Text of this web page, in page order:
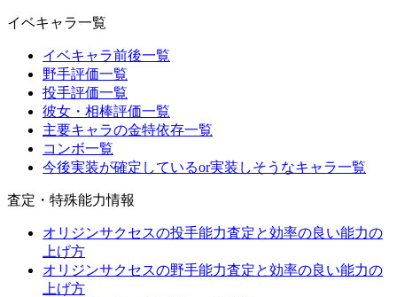
イベキャラ一覧
イベキャラ前後一覧
野手評価一覧
投手評価一覧
彼女・相棒評価一覧
主要キャラの金特依存一覧
コンボ一覧
今後実装が確定しているor実装しそうなキャラ一覧
査定・特殊能力情報
オリジンサクセスの投手能力査定と効率の良い能力の
上げ方
オリジンサクセスの野手能力査定と効率の良い能力の
上げ方